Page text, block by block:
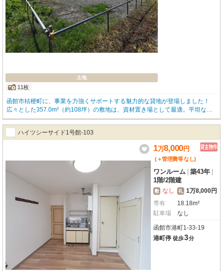
土地
11枚
函館市桔梗町に、事業を力強くサポートする魅力的な貸地が登場しました！
広々とした357.0m²（約108坪）の敷地は、資材置き場として最適。平坦な地
形ですので、大きな資材の搬入出もスムーズに行っていただけます。月額15,0
00円という大変お手頃な賃料も嬉しいポイント。初期費用を抑えながら、効率
的なビジネス拠点をお探しの方にぴったりです。お車でのアクセスも良好で、
周辺にはホームセンターやコンビニもあり、急な買い出しにも便利ですよ。こ
の機会に、ぜひ現地をご覧になってみませんか。皆様のお問い合わせを心より
お待ちしております。
ハイツシーサイド1号館-103
1万8,000円
(＋管理費等なし)
ワンルーム 築43年
1階/2階建
敷 なし 礼 1万8,000円
専有
18.18m²
駐車場
なし
函館市港町1-33-19
港町停 徒歩3分